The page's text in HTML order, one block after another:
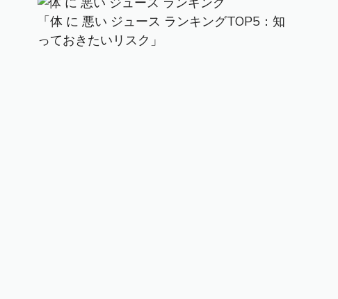
「体 に 悪い ジュース ランキングTOP5：知
っておきたいリスク」